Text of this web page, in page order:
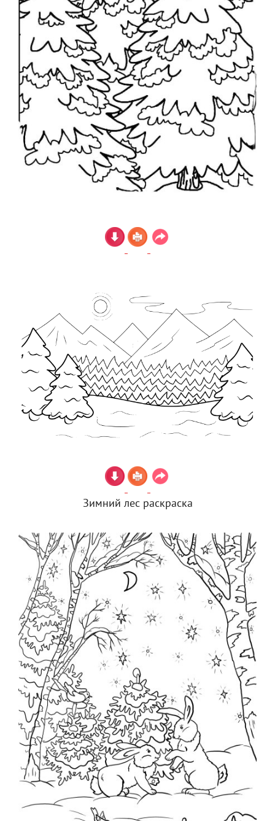
Зимний лес раскраска